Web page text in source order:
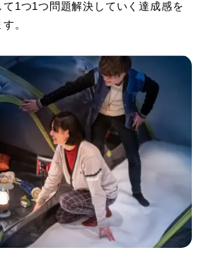
1つ1つ問題解決していく達成感を
。